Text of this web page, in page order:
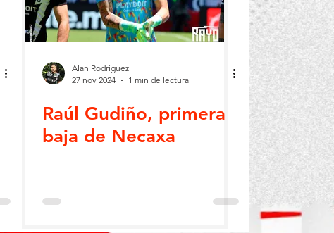
Alan Rodríguez
27 nov 2024
1 min de lectura
Raúl Gudiño, primera
baja de Necaxa